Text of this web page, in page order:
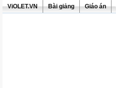
ViOLET.VN Bài giảng Giáo án